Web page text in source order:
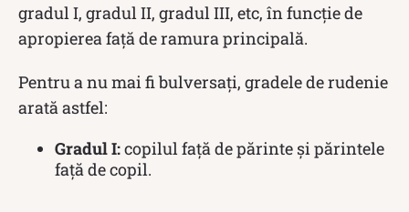
gradul I, gradul II, gradul III, etc, în funcție de
apropierea față de ramura principală.
Pentru a nu mai fi bulversați, gradele de rudenie
arată astfel:
Gradul I:copilul față de părinte și părintele
față de copil.